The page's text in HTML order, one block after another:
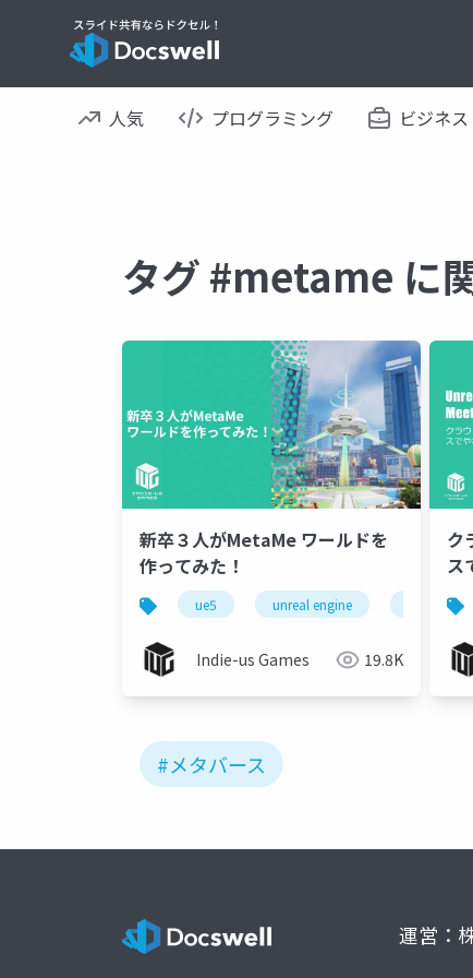
人気 プログラミング ビジネス
タグ #metame に
新卒３⼈がMetaMe ワールドを
作ってみた！
ue5 unreal engine ネットワ
Indie-us Games 19.8K
ク
ス
#メタバース
運営：